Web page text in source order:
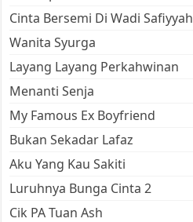
Cinta Bersemi Di Wadi Safiyyah
Wanita Syurga
Layang Layang Perkahwinan
Menanti Senja
My Famous Ex Boyfriend
Bukan Sekadar Lafaz
Aku Yang Kau Sakiti
Luruhnya Bunga Cinta 2
Cik PA Tuan Ash